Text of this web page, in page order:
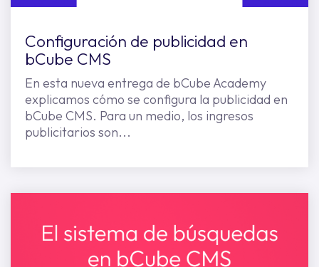
Configuración de publicidad en
bCube CMS
En esta nueva entrega de bCube Academy
explicamos cómo se configura la publicidad en
bCube CMS. Para un medio, los ingresos
publicitarios son...